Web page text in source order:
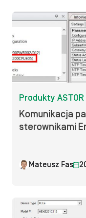
Produkty ASTOR
Komunikacja
sterownikami
Mateusz Fas